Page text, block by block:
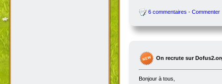
6 commentaires - Commenter
On recrute sur
Bonjour à tous,